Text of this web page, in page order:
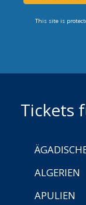
This site is
Tickets
ALGERIEN
APULIEN